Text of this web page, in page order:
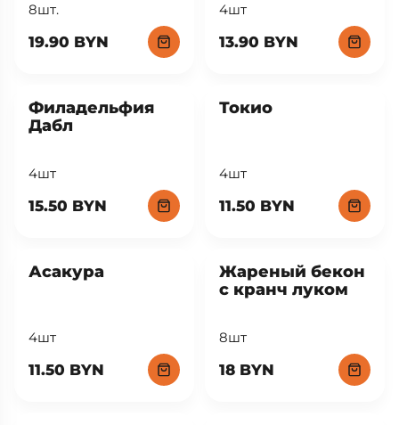
8шт.
19.90 BYN
4шт
13.90 BYN
Филадельфия
Дабл
4шт
15.50 BYN
Токио
4шт
11.50 BYN
Асакура
4шт
11.50 BYN
Жареный бекон
с кранч луком
8шт
18 BYN